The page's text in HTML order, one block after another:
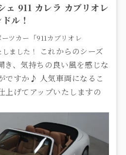
ェ 911 カレラ カブリオレ
ル！
ツカー「911カブリオレ
ました！
これからのシーズ
き、気持ちの良い風を感じな
ですか♪ 人気車両になるこ
上げてアップいたしますの